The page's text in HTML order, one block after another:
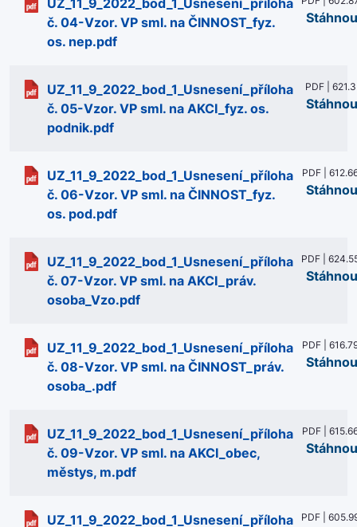
UZ_11_9_2022_bod_1_Usnesení_příloha
č. 04-Vzor. VP sml. na ČINNOST_fyz.
os. nep.pdf
UZ_11_9_2022_bod_1_Usnesení_příloha
č. 05-Vzor. VP sml. na AKCI_fyz. os.
podnik.pdf
PDF |
UZ_11_9_2022_bod_1_Usnesení_příloha
č. 06-Vzor. VP sml. na ČINNOST_fyz.
os. pod.pdf
PDF |
UZ_11_9_2022_bod_1_Usnesení_příloha
č. 07-Vzor. VP sml. na AKCI_práv.
osoba_Vzo.pdf
PDF |
UZ_11_9_2022_bod_1_Usnesení_příloha
č. 08-Vzor. VP sml. na ČINNOST_práv.
osoba_.pdf
PDF |
UZ_11_9_2022_bod_1_Usnesení_příloha
č. 09-Vzor. VP sml. na AKCI_obec,
městys, m.pdf
PDF |
UZ_11_9_2022_bod_1_Usnesení_příloha
PDF |